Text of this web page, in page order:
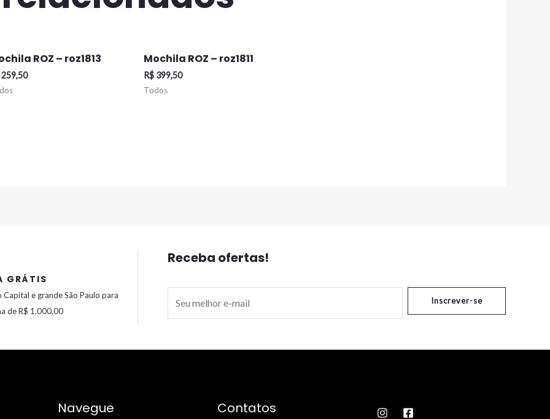
ROZ – roz1813
259,50
Mochila ROZ – roz1811
R$ 399,50
Todos
GRÁTIS
Capital e grande São Paulo para
de R$ 1.000,00
Receba ofertas!
Inscrever-se
Navegue Contatos